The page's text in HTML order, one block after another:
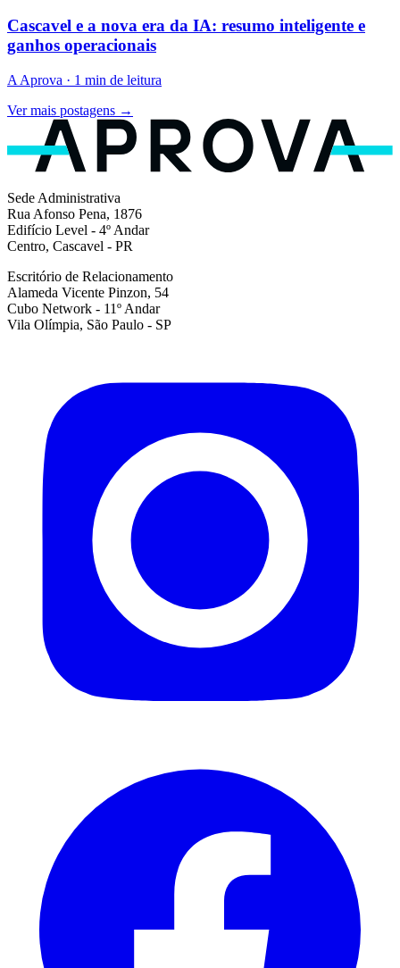
Cascavel e a nova era da IA: resumo inteligente e
ganhos operacionais
A Aprova · 1 min de leitura
Ver mais postagens →
Sede Administrativa
Rua Afonso Pena, 1876
Edifício Level - 4º Andar
Centro, Cascavel - PR
Escritório de Relacionamento
Alameda Vicente Pinzon, 54
Cubo Network - 11º Andar
Vila Olímpia, São Paulo - SP